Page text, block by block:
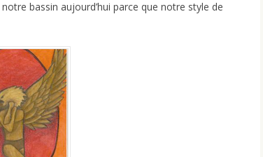
notre bassin aujourd’hui parce que notre style de